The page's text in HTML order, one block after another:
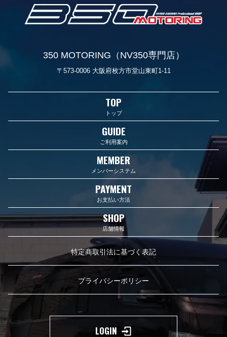
350 MOTORING（NV350専門店）
〒573-0006 大阪府枚方市堂山東町1-11
TOP
トップ
GUIDE
ご利用案内
MEMBER
メンバーシステム
PAYMENT
お支払い方法
SHOP
店舗情報
特定商取引法に基づく表記
プライバシーポリシー
LOGIN